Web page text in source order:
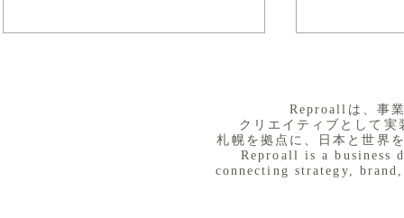
​Reproallは、事
クリエイティブとして
札幌を拠点に、日本と世界
Reproall is a business
connecting strategy,